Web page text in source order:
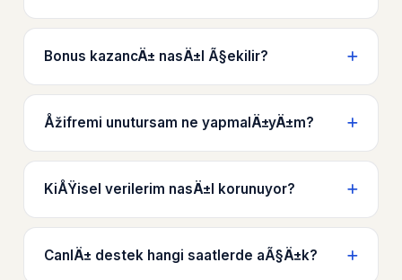
Bonus kazancÄ± nasÄ±l Ã§ekilir?
Åžifremi unutursam ne yapmalÄ±yÄ±m?
KiÅŸisel verilerim nasÄ±l korunuyor?
CanlÄ± destek hangi saatlerde aÃ§Ä±k?